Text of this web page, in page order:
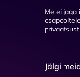
Me ei jaga
Jälgi